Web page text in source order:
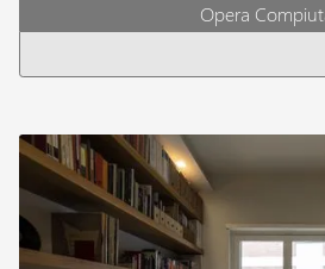
Opera